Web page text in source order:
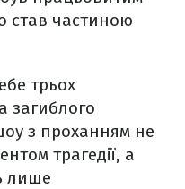
став частиною
трьох
загиблого
з проханням не
трагедії, а
лише